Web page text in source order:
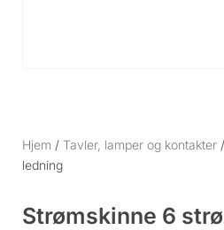
Hjem / Tavler, lamper og kontakter
ledning
Strømskinne 6